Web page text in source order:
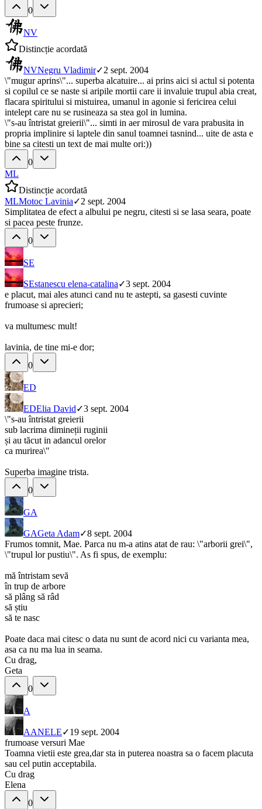
0
NV
Distincție acordată
NVNegru Vladimir✓2 sept. 2004
\"mugur aprins\"... superba alcatuire... ai prins aici si actul si potenta
si copilul ce se naste si aripile mortii care ii invaluie trupul abia creat,
flacara spiritului si mistuirea, umanul in agonie si fericirea celui
intelept care nu se rusineaza sa stea gol in lumina.
\"s-au întristat greierii\"... simti in aer mirosul de vara prabusita in
propria implinire si laptele din sanul toamnei tasnind... uite de asta e
bine sa citesti un text de mai multe ori:))
0
ML
Distincție acordată
MLMotoc Lavinia✓2 sept. 2004
Simplitatea de efect a albului pe negru, citesti si se lasa seara, poate
si pacea peste frunze.
0
SE
SEstanescu elena-catalina✓3 sept. 2004
e placut, mai ales atunci cand nu te astepti, sa gasesti cuvinte
frumoase si aprecieri;
va multumesc mult!
lavinia, de tine mi-e dor;
0
ED
EDElia David✓3 sept. 2004
\"s-au întristat greierii
sub lacrima dimineții ruginii
și au tăcut in adancul orelor
ca murirea\"
Superba imagine trista.
0
GA
GAGeta Adam✓8 sept. 2004
Frumos tomnit, Mae. Parca nu m-a atins atat de rau: \"arborii grei\",
\"trupul lor pustiu\". As fi spus, de exemplu:
mă întristam sevă
în trup de arbore
să plâng să râd
să știu
să te nasc
Poate daca mai citesc o data nu sunt de acord nici cu varianta mea,
asa ca nu ma lua in seama.
Cu drag,
Geta
0
A
AANELE✓19 sept. 2004
frumoase versuri Mae
Toamna vietii este grea,dar sta in puterea noastra sa o facem placuta
sau cel putin acceptabila.
Cu drag
Elena
0